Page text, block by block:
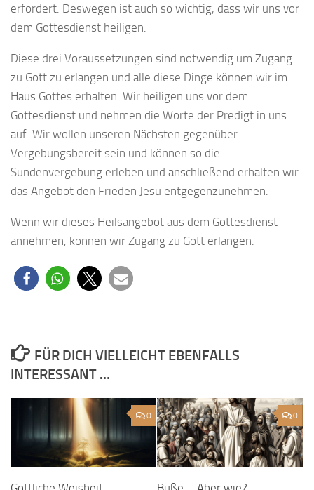
erfordert. Deswegen ist auch so wichtig, dass wir uns vor
dem Gottesdienst heiligen.
Diese drei Voraussetzungen sind notwendig um Zugang
zu Gott zu erlangen und alle diese Dinge können wir im
Haus Gottes erhalten. Wir heiligen uns vor dem
Gottesdienst und nehmen die Worte der Predigt in uns
auf. Wir wollen unseren Nächsten gegenüber
Vergebungsbereit sein und können so die
Sündenvergebung erleben und anschließend erhalten wir
das Angebot den Frieden Jesu entgegenzunehmen.
Wenn wir dieses Heilsangebot aus dem Gottesdienst
annehmen, können wir Zugang zu Gott erlangen.
FÜR DICH VIELLEICHT EBENFALLS
INTERESSANT …
0 0